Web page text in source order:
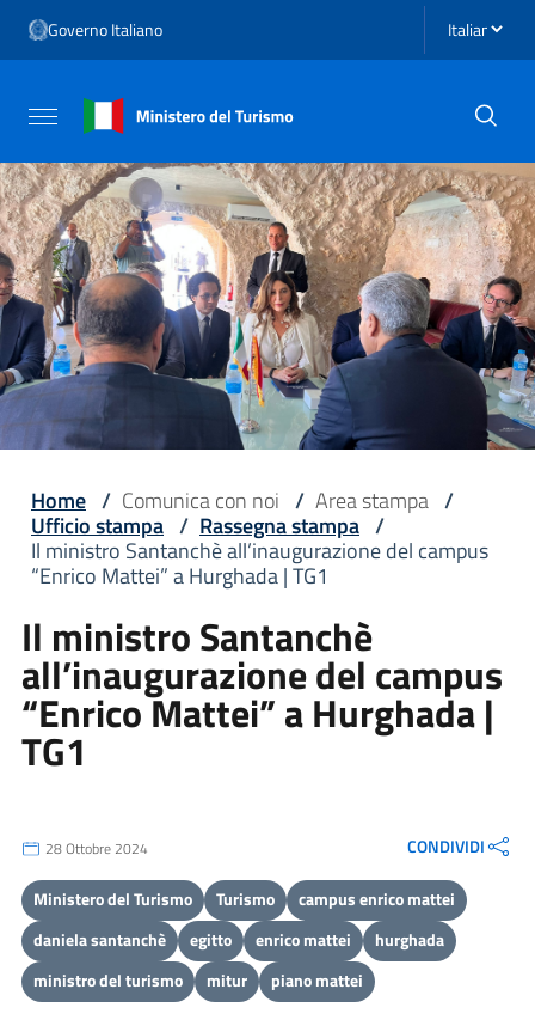
Vai al menu di navigazione
Vai al footer
Governo Italiano Seleziona
Attiva / disattiva la navigazione
Home / Comunica con noi / Area stampa /
Ufficio stampa / Rassegna stampa /
Il ministro Santanchè all’inaugurazione del campus
“Enrico Mattei” a Hurghada | TG1
Il ministro Santanchè
all’inaugurazione del campus
“Enrico Mattei” a Hurghada |
TG1
28 Ottobre 2024 CONDIVIDI
Ministero del Turismo Turismo
campus enrico mattei
daniela santanchè
egitto enrico mattei
hurghada
ministro del turismo
mitur piano mattei